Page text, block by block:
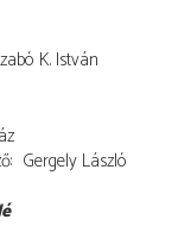
K. István
Gergely László